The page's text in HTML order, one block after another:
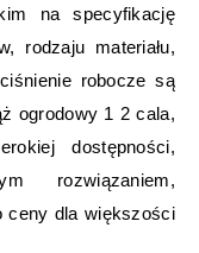
na specyfikację
rodzaju materiału,
robocze są
ogrodowy 1 2 cala,
dostępności,
rozwiązaniem,
ceny dla większości